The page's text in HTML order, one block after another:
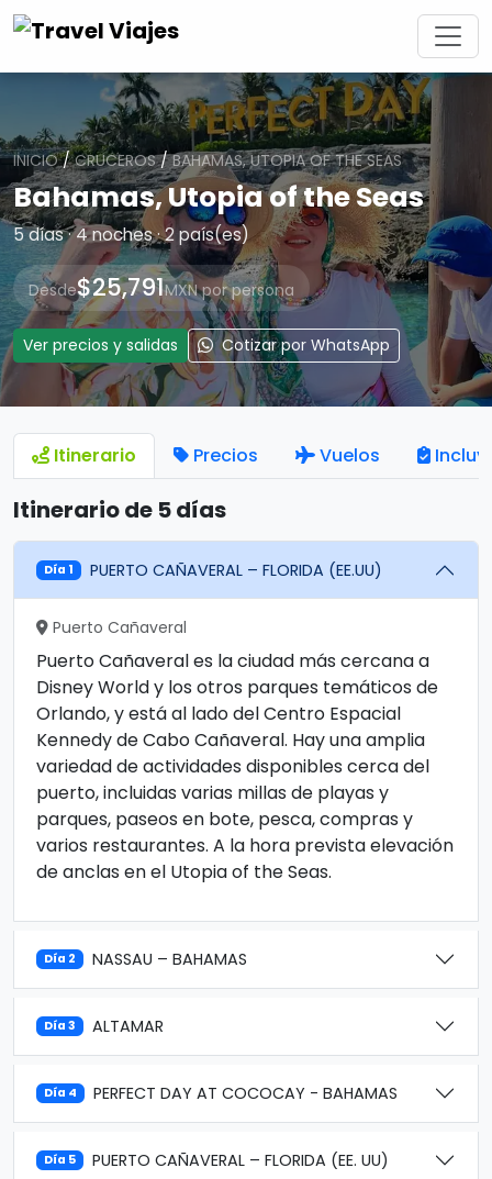
INICIO/CRUCEROS/BAHAMAS, UTOPIA OF THE SEAS
Bahamas, Utopia of the Seas
5 días · 4 noches · 2 país(es)
Desde$25,791MXN por persona
Ver precios y salidas Cotizar por WhatsApp
Itinerario Precios Vuelos
Itinerario de 5 días
Día 1 PUERTO CAÑAVERAL – FLORIDA (EE.UU)
Puerto Cañaveral
Puerto Cañaveral es la ciudad más cercana a
Disney World y los otros parques temáticos de
Orlando, y está al lado del Centro Espacial
Kennedy de Cabo Cañaveral. Hay una amplia
variedad de actividades disponibles cerca del
puerto, incluidas varias millas de playas y
parques, paseos en bote, pesca, compras y
varios restaurantes. A la hora prevista elevación
de anclas en el Utopia of the Seas.
Día 2 NASSAU – BAHAMAS
Día 3 ALTAMAR
Día 4 PERFECT DAY AT COCOCAY - BAHAMAS
Día 5 PUERTO CAÑAVERAL – FLORIDA (EE. UU)